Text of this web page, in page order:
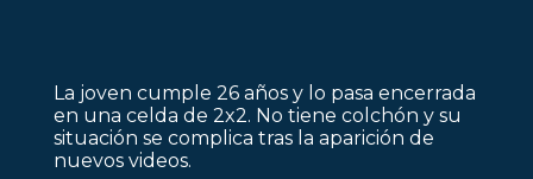
La joven cumple 26 años y lo pasa encerrada
en una celda de 2x2. No tiene colchón y su
situación se complica tras la aparición de
nuevos videos.